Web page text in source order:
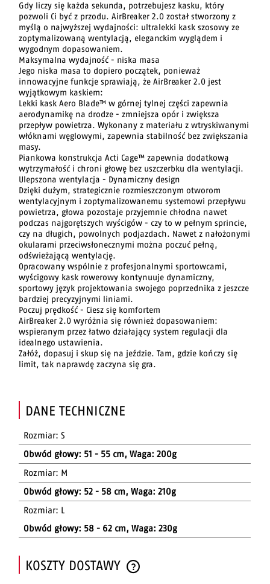
Gdy liczy się każda sekunda, potrzebujesz kasku, który
pozwoli Ci być z przodu. AirBreaker 2.0 został stworzony z
myślą o najwyższej wydajności: ultralekki kask szosowy ze
zoptymalizowaną wentylacją, eleganckim wyglądem i
wygodnym dopasowaniem.
Maksymalna wydajność - niska masa
Jego niska masa to dopiero początek, ponieważ
innowacyjne funkcje sprawiają, że AirBreaker 2.0 jest
wyjątkowym kaskiem:
Lekki kask Aero Blade™ w górnej tylnej części zapewnia
aerodynamikę na drodze - zmniejsza opór i zwiększa
przepływ powietrza. Wykonany z materiału z wtryskiwanymi
włóknami węglowymi, zapewnia stabilność bez zwiększania
masy.
Piankowa konstrukcja Acti Cage™ zapewnia dodatkową
wytrzymałość i chroni głowę bez uszczerbku dla wentylacji.
Ulepszona wentylacja - Dynamiczny design
Dzięki dużym, strategicznie rozmieszczonym otworom
wentylacyjnym i zoptymalizowanemu systemowi przepływu
powietrza, głowa pozostaje przyjemnie chłodna nawet
podczas najgorętszych wyścigów - czy to w pełnym sprincie,
czy na długich, powolnych podjazdach. Nawet z nałożonymi
okularami przeciwsłonecznymi można poczuć pełną,
odświeżającą wentylację.
Opracowany wspólnie z profesjonalnymi sportowcami,
wyścigowy kask rowerowy kontynuuje dynamiczny,
sportowy język projektowania swojego poprzednika z jeszcze
bardziej precyzyjnymi liniami.
Poczuj prędkość - Ciesz się komfortem
AirBreaker 2.0 wyróżnia się również dopasowaniem:
wspieranym przez łatwo działający system regulacji dla
idealnego ustawienia.
Załóż, dopasuj i skup się na jeździe. Tam, gdzie kończy się
limit, tak naprawdę zaczyna się gra.
DANE TECHNICZNE
Rozmiar: S
Obwód głowy: 51 - 55 cm, Waga: 200g
Rozmiar: M
Obwód głowy: 52 - 58 cm, Waga: 210g
Rozmiar: L
Obwód głowy: 58 - 62 cm, Waga: 230g
KOSZTY DOSTAWY
CENA NIE ZAWIERA EWENTUALNYCH KOSZTÓW PŁATNOŚCI